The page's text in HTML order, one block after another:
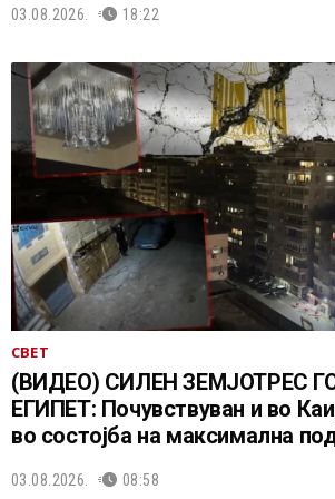
03.08.2026. 18:22
СВЕТ
(ВИДЕО) СИЛЕН ЗЕМЈОТРЕС
ЕГИПЕТ: Почувствуван и во
во состојба на максимална
03.08.2026. 08:58